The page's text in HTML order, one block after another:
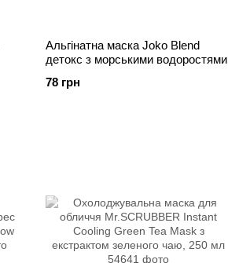
Альгінатна маска Joko Blend
детокс з морськими водоростями
78 грн